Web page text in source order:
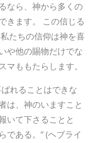
なら、神から多くの
きます。 この信じる
たちの信仰は神を喜
や他の賜物だけでな
マももたらします。
れることはできな
は、神のいますこと
いて下さることと
である。” (ヘブライ